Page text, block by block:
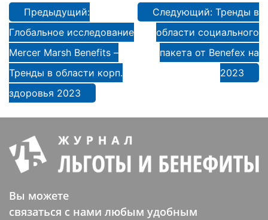
Навигация
по
записям
Предыдущий:
Глобальное исследование
Mercer Marsh Benefits –
Тренды в области корп.
здоровья 2023
Следующий: Тренды в
области социального
пакета от Benefex на
2023
Вы можете
связаться с нами любым удобным